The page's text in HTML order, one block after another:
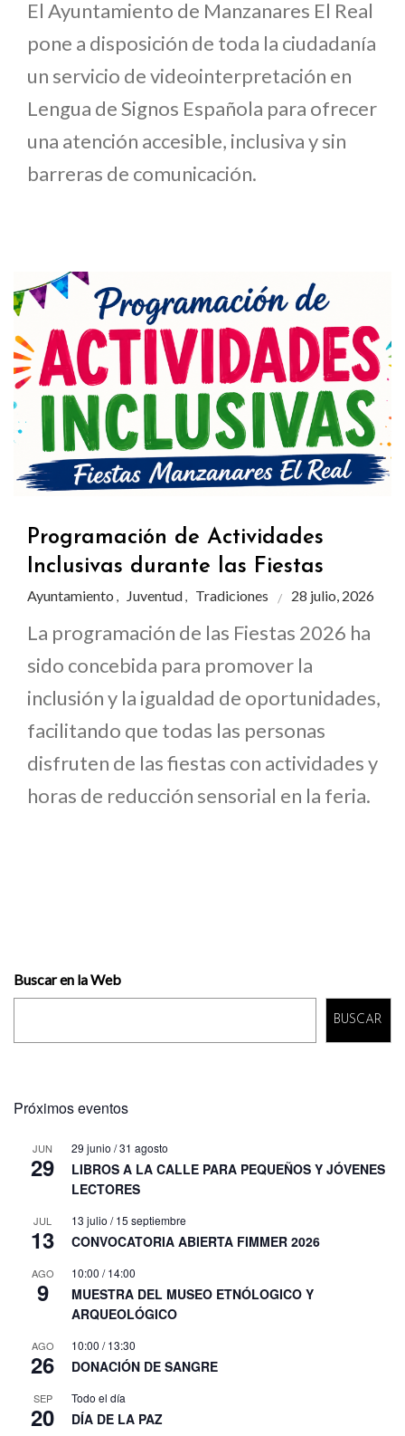
El Ayuntamiento de Manzanares El Real
pone a disposición de toda la ciudadanía
un servicio de videointerpretación en
Lengua de Signos Española para ofrecer
una atención accesible, inclusiva y sin
barreras de comunicación.
Programación de Actividades
Inclusivas durante las Fiestas
Ayuntamiento , Juventud, Tradiciones 28 julio, 2026
La programación de las Fiestas 2026 ha
sido concebida para promover la
inclusión y la igualdad de oportunidades,
facilitando que todas las personas
disfruten de las fiestas con actividades y
horas de reducción sensorial en la feria.
Buscar en la Web
BUSCAR
Próximos eventos
JUN
29
29 junio /31 agosto
LIBROS A LA CALLE PARA PEQUEÑOS Y JÓVENES
LECTORES
JUL
13
13 julio /15 septiembre
CONVOCATORIA ABIERTA FIMMER 2026
AGO
9
10:00 /14:00
MUESTRA DEL MUSEO ETNÓLOGICO Y
ARQUEOLÓGICO
AGO
26
10:00 /13:30
DONACIÓN DE SANGRE
SEP
20
Todo el día
DÍA DE LA PAZ